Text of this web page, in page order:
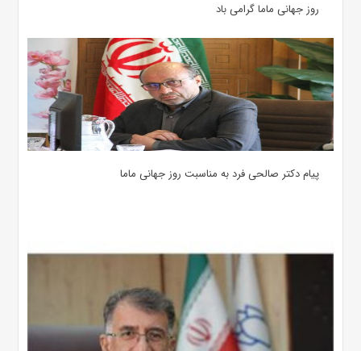
روز جهانی ماما گرامی باد
پیام دکتر صالحی فرد به مناسبت روز جهانی ماما